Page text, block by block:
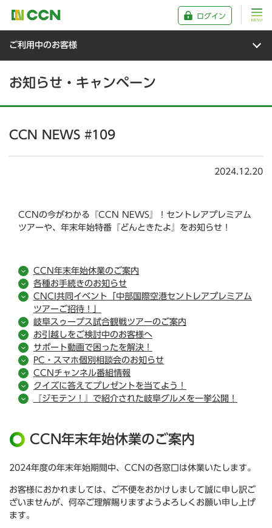
ログイン
ご利用中のお客様
お知らせ・キャンペーン
CCN NEWS #109
2024.12.20
CCNの今がわかる『CCN NEWS』！セントレアプレミアム
ツアーや、年末年始特番『どんときたよ』をお知らせ！
CCN年末年始休業のご案内
各種お手続きのお知らせ
CNCI共同イベント「中部国際空港セントレアプレミアム
ツアーご招待！」
岐阜スゥープス試合観戦ツアーのご案内
お引越しをご検討中のお客様へ
サポート動画で困ったを解決！
PC・スマホ個別相談会のお知らせ
CCNチャンネル番組情報
クイズに答えてプレゼントを当てよう！
『ジモテン！』で紹介された岐阜グルメを一挙公開！
CCN年末年始休業のご案内
2024年度の年末年始期間中、CCNの各窓口は休業いたします。
お客様におかれましては、ご不便をおかけしまして誠に申し訳ご
ざいませんが、何卒ご理解賜りますようよろしくお願い申し上げ
ます。